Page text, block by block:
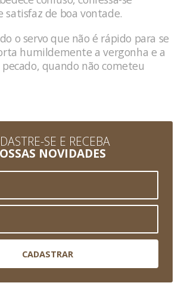
de boa vontade.
o servo que não é rápido para se
humildemente a vergonha e a
quando não cometeu
SE E RECEBA
NOVIDADES
CADASTRAR